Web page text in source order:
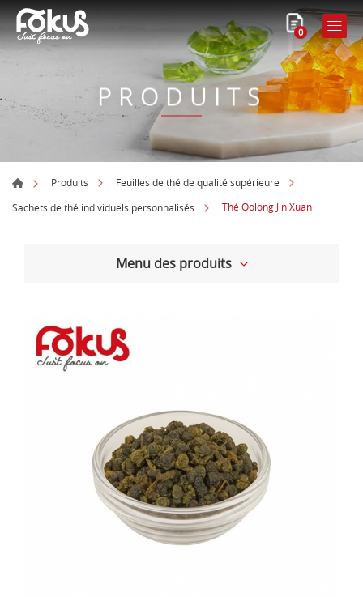
0
PRODUITS
Produits
Feuilles de thé de qualité supérieure
Sachets de thé individuels personnalisés
Thé Oolong Jin Xuan
Menu des produits